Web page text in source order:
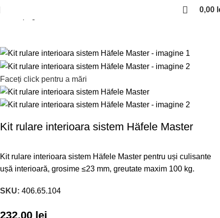
0,00
Faceți click pentru a mări
Kit rulare interioara sistem Häfele Master
Kit rulare interioara sistem Häfele Master pentru uși culisante
ușă interioară, grosime ≤23 mm, greutate maxim 100 kg.
SKU: 406.65.104
232,00 lei